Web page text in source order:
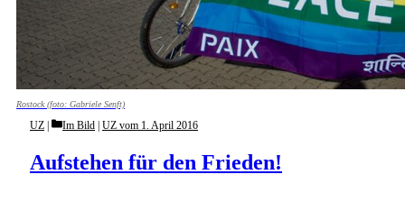
Rostock (foto: Gabriele Senft)
Aufstehen für den Frieden!
UZ Categories
Im Bild UZ vom 1. April 2016